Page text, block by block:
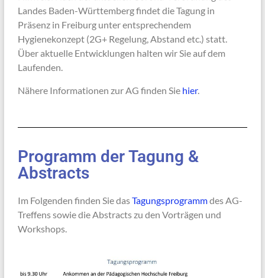
Landes Baden-Württemberg findet die Tagung in
Präsenz in Freiburg unter entsprechendem
Hygienekonzept (2G+ Regelung, Abstand etc.) statt.
Über aktuelle Entwicklungen halten wir Sie auf dem
Laufenden.
Nähere Informationen zur AG finden Sie hier.
Programm der Tagung &
Abstracts
Im Folgenden finden Sie dasTagungsprogrammdes AG-
Treffens sowie die Abstracts zu den Vorträgen und
Workshops.